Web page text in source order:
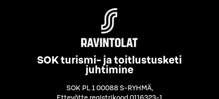
SOK turismi- ja toitlustusketi
juhtimine
SOK PL 1 00088 S-RYHMÄ,